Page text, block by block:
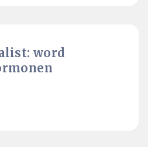
word